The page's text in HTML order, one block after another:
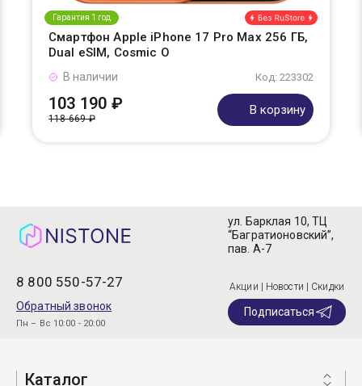
Гарантия 1 год
Смартфон Apple iPhone 17 Pro Max 256 ГБ,
Dual eSIM, Cosmic O
Код: 223302
В наличии
103 190 ₽
118 669 ₽
В корзину
8 800 550-57-27
Обратный звонок
Пн – Вс 10:00 - 20:00
ул. Барклая 10, ТЦ
“Багратионовский”,
пав. А-7
Акции | Новости | Скидки
Подписаться
Каталог